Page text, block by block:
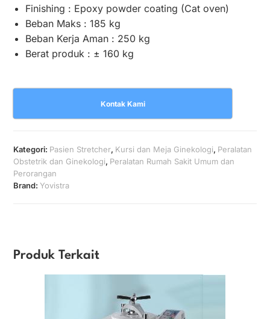
Finishing : Epoxy powder coating (Cat oven)
Beban Maks : 185 kg
Beban Kerja Aman : 250 kg
Berat produk : ± 160 kg
Kontak Kami
Kategori: Pasien Stretcher, Kursi dan Meja Ginekologi, Peralatan
Obstetrik dan Ginekologi, Peralatan Rumah Sakit Umum dan
Perorangan
Brand: Yovistra
Produk Terkait